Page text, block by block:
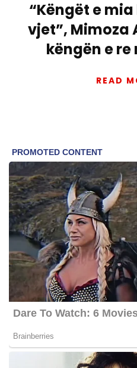
“Këngët e
vjet”, Mimoza
këngën e re
READ